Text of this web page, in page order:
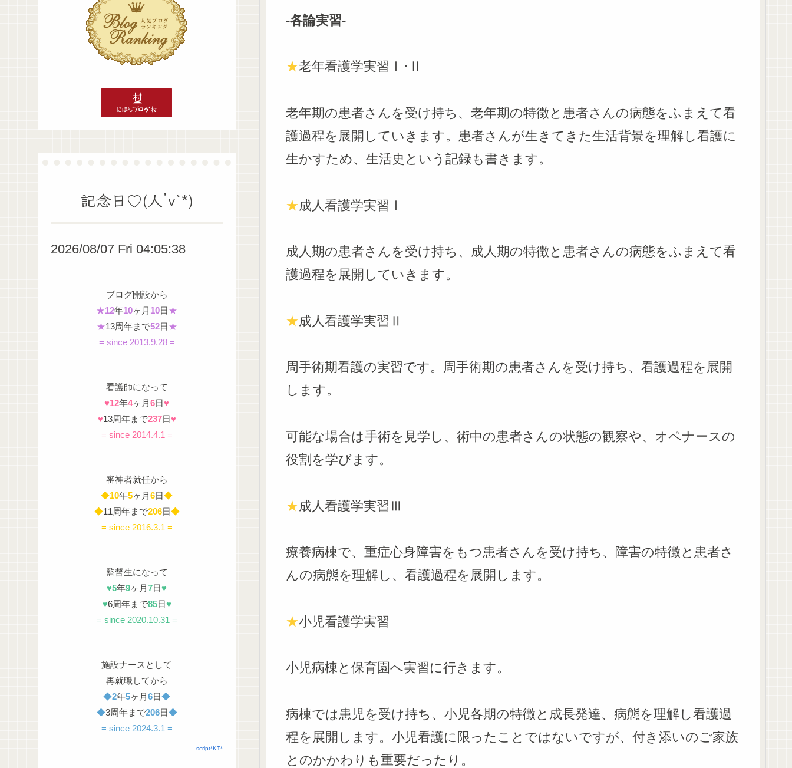
‐各論実習‐
★老年看護学実習Ⅰ･Ⅱ
老年期の患者さんを受け持ち、老年期の特徴と患者さんの病態をふまえて看
護過程を展開していきます。患者さんが生きてきた生活背景を理解し看護に
生かすため、生活史という記録も書きます。
★成人看護学実習Ⅰ
成人期の患者さんを受け持ち、成人期の特徴と患者さんの病態をふまえて看
護過程を展開していきます。
★成人看護学実習Ⅱ
周手術期看護の実習です。周手術期の患者さんを受け持ち、看護過程を展開
します。
可能な場合は手術を見学し、術中の患者さんの状態の観察や、オペナースの
役割を学びます。
★成人看護学実習Ⅲ
療養病棟で、重症心身障害をもつ患者さんを受け持ち、障害の特徴と患者さ
んの病態を理解し、看護過程を展開します。
★小児看護学実習
小児病棟と保育園へ実習に行きます。
病棟では患児を受け持ち、小児各期の特徴と成長発達、病態を理解し看護過
程を展開します。小児看護に限ったことではないですが、付き添いのご家族
とのかかわりも重要だったり。
記念日♡(人’v`*)
2026/08/07 Fri 04:05:39
ブログ開設から
★12年10ヶ月 10日★
★13周年まで52日★
= since 2013.9.28 =
看護師になって
♥12年4ヶ月6日♥
♥13周年まで237日♥
= since 2014.4.1 =
審神者就任から
◆10年5ヶ月6日◆
◆11周年まで206日◆
= since 2016.3.1 =
監督生になって
♥5年9ヶ月7日♥
♥6周年まで85日♥
= since 2020.10.31 =
施設ナースとして
再就職してから
◆2年5ヶ月6日◆
◆3周年まで206日◆
= since 2024.3.1 =
script*KT*